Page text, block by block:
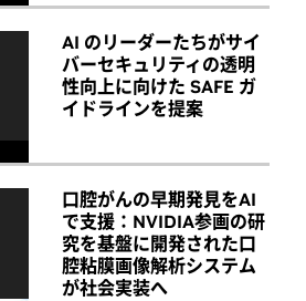
AI のリーダーたちがサイ
バーセキュリティの透明
性向上に向けた SAFE ガ
イドラインを提案
口腔がんの早期発見をAI
で支援：NVIDIA参画の研
究を基盤に開発された口
腔粘膜画像解析システム
が社会実装へ